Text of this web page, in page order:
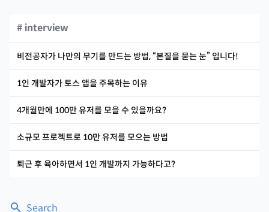
Search
# interview
비전공자가 나만의 무기를 만드는 방법, “본질을 묻는 눈” 입니다!
1인 개발자가 토스 앱을 주목하는 이유
4개월만에 100만 유저를 모을 수 있을까요?
소규모 프로젝트로 10만 유저를 모으는 방법
퇴근 후 육아하면서 1인 개발까지 가능하다고?